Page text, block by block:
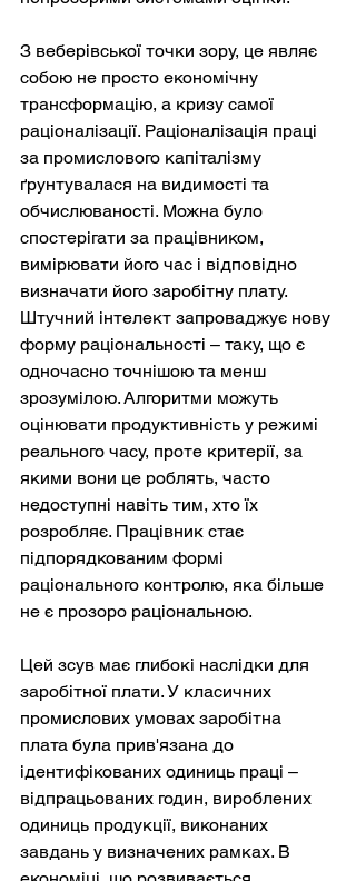
З веберівської точки зору, це являє
собою не просто економічну
трансформацію, а кризу самої
раціоналізації. Раціоналізація праці
за промислового капіталізму
ґрунтувалася на видимості та
обчислюваності. Можна було
спостерігати за працівником,
вимірювати його час і відповідно
визначати його заробітну плату.
Штучний інтелект запроваджує нову
форму раціональності – таку, що є
одночасно точнішою та менш
зрозумілою. Алгоритми можуть
оцінювати продуктивність у режимі
реального часу, проте критерії, за
якими вони це роблять, часто
недоступні навіть тим, хто їх
розробляє. Працівник стає
підпорядкованим формі
раціонального контролю, яка більше
не є прозоро раціональною.
Цей зсув має глибокі наслідки для
заробітної плати. У класичних
промислових умовах заробітна
плата була прив'язана до
ідентифікованих одиниць праці –
відпрацьованих годин, вироблених
одиниць продукції, виконаних
завдань у визначених рамках. В